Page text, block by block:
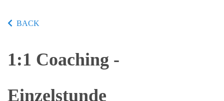
BACK
1:1 Coaching -
Einzelstunde